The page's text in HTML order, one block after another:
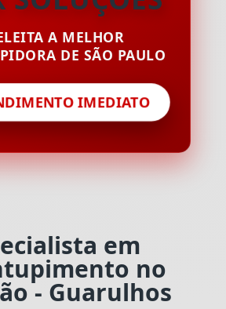
A MELHOR
DE SÃO PAULO
IMEDIATO
em
no
- Guarulhos